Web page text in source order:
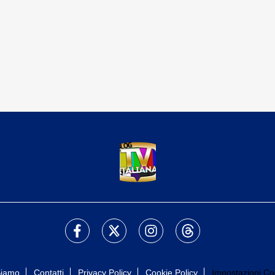
Contatti Privacy Policy Cookie Policy Impostazioni